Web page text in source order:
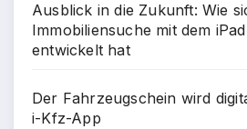
Ausblick in die Zukunft: Wie
Immobiliensuche mit dem
entwickelt hat
Der Fahrzeugschein wird
i-Kfz-App